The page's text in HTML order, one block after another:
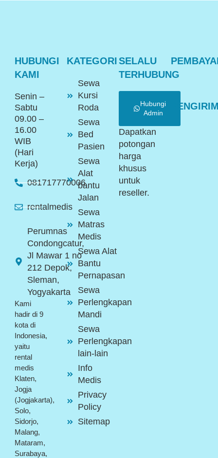
HUBUNGI
KAMI
Senin –
Sabtu
09.00 –
16.00
WIB
(Hari
Kerja)
081717770006
rentalmedis
Perumnas
Condongcatur,
Jl Mawar 1 no
212 Depok,
Sleman,
Yogyakarta
Kami
hadir di 9
kota di
Indonesia,
yaitu
rental
medis
Klaten,
Jogja
(Jogjakarta),
Solo,
Sidorjo,
Malang,
Mataram,
Surabaya,
KATEGORI
Sewa
Kursi
Roda
Sewa
Bed
Pasien
Sewa
Alat
bantu
Jalan
Sewa
Matras
Medis
Sewa Alat
Bantu
Pernapasan
Sewa
Perlengkapan
Mandi
Sewa
Perlengkapan
lain-lain
Info
Medis
Privacy
Policy
Sitemap
SELALU
TERHUBUNG
Hubungi
Admin
Dapatkan
potongan
harga
khusus
untuk
reseller.